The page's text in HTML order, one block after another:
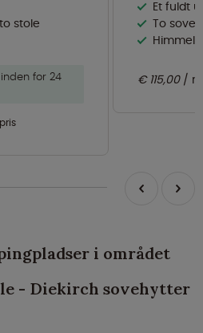
stole
for 24
Et fuldt
To
€ 115,00
i området
- Diekirch sovehytter